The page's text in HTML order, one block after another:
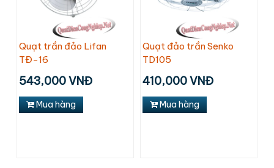
Quạt trần đảo Lifan
TĐ-16
543,000 VNĐ
Mua hàng
Quạt đảo trần Senko
TD105
410,000 VNĐ
Mua hàng